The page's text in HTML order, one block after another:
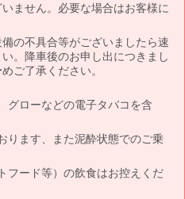
ません。必要な場合はお客様に
の不具合等がございましたら速
。降車後のお申し出につきまし
ご了承ください。
グローなどの電子タバコを含
ります、また泥酔状態でのご乗
フード等）の飲食はお控えくだ